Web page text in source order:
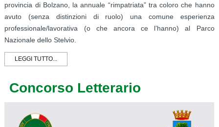
provincia di Bolzano, la annuale “rimpatriata” tra coloro che hanno
avuto (senza distinzioni di ruolo) una comune esperienza
professionale/lavorativa (o che ancora ce l’hanno) al Parco
Nazionale dello Stelvio.
LEGGI TUTTO...
Concorso Letterario